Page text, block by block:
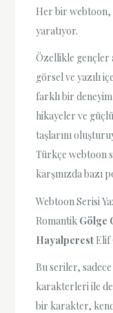
Her bir webtoon,
yaratıyor.
Özellikle gençler
görsel ve yazılı
farklı bir
hikayeler ve
taşlarını
Türkçe webtoon
karşınızda bazı
Webtoon Serisi
Romantik Gölge
Hayalperest Elif
Bu seriler,
karakterleri ile
bir karakter,